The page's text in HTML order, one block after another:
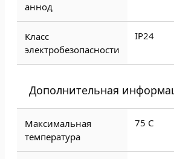
аннод
Класс
электробезопасности
IP24
Дополнительная
Максимальная
температура
75 C